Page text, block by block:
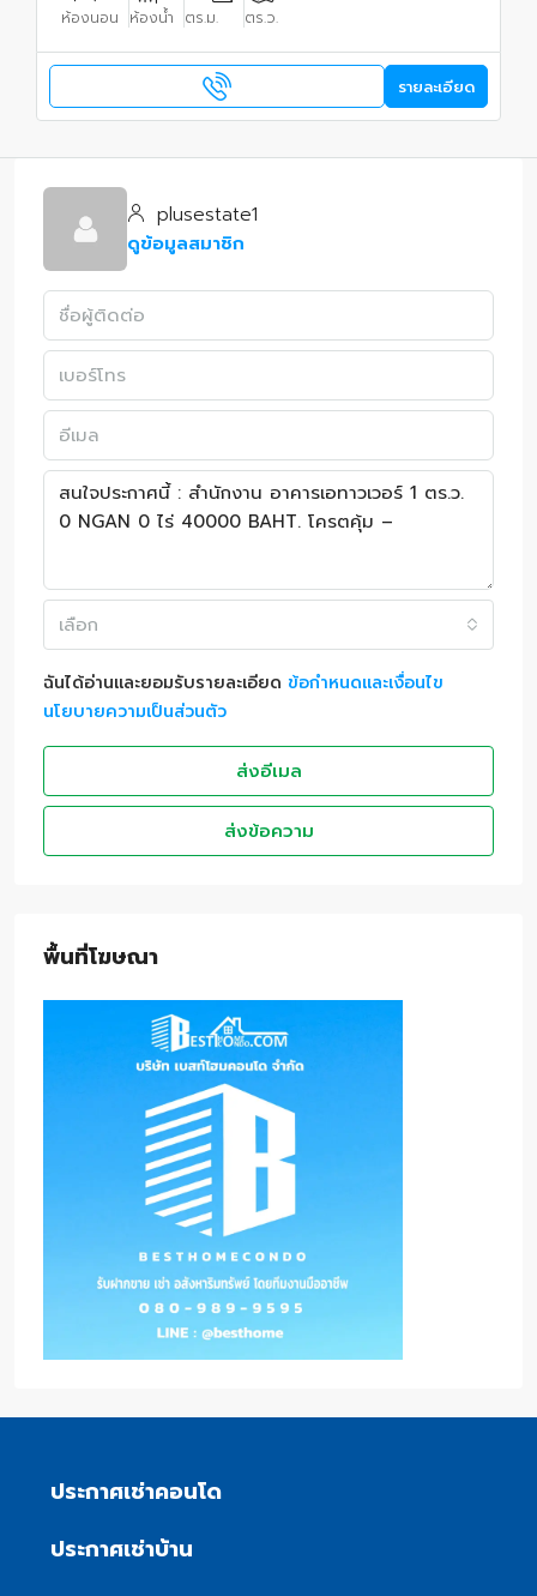
ห้องนอน ห้องน้ำ ตร.ม. ตร.ว.
รายละเอียด
plusestate1
ดูข้อมูลสมาชิก
เลือก
ฉันได้อ่านและยอมรับรายละเอียด ข้อกำหนดและเงื่อนไข
นโยบายความเป็นส่วนตัว
ส่งอีเมล
ส่งข้อความ
พื้นที่โฆษณา
ประกาศเช่าคอนโด
ประกาศเช่าบ้าน